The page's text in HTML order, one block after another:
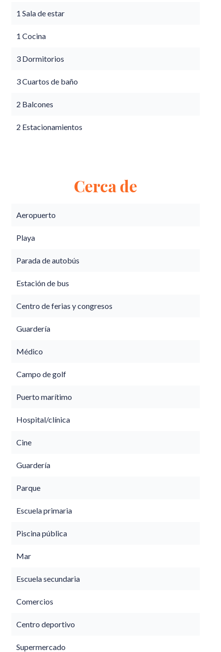
1 Sala de estar
1 Cocina
3 Dormitorios
3 Cuartos de baño
2 Balcones
2 Estacionamientos
Cerca de
Aeropuerto
Playa
Parada de autobús
Estación de bus
Centro de ferias y congresos
Guardería
Médico
Campo de golf
Puerto marítimo
Hospital/clínica
Cine
Guardería
Parque
Escuela primaria
Piscina pública
Mar
Escuela secundaria
Comercios
Centro deportivo
Supermercado